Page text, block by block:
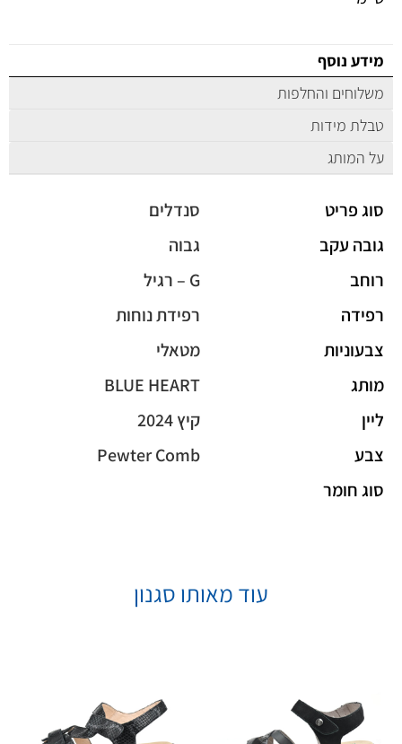
מידע נוסף
משלוחים והחלפות
טבלת מידות
על המותג
סוג פריט
סנדלים
גובה עקב
גבוה
רוחב
G – רגיל
רפידה
רפידת נוחות
צבעוניות
מטאלי
מותג
BLUE HEART
ליין
קיץ 2024
צבע
Pewter Comb
סוג חומר
עוד מאותו סגנון